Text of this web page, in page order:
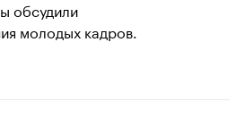
обсудили
молодых кадров.